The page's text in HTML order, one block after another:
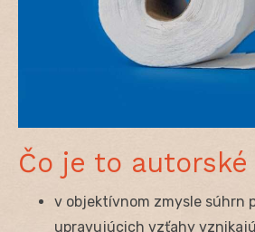
Čo je to autorské
v objektívnom zmysle súhrn
upravujúcich vzťahy